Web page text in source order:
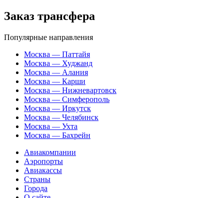
Заказ трансфера
Популярные направления
Москва — Паттайя
Москва — Худжанд
Москва — Алания
Москва — Карши
Москва — Нижневартовск
Москва — Симферополь
Москва — Иркутск
Москва — Челябинск
Москва — Ухта
Москва — Бахрейн
Авиакомпании
Аэропорты
Авиакассы
Страны
Города